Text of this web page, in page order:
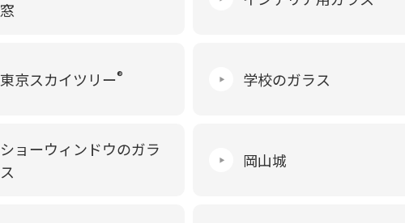
窓
東京スカイツリー® 学校のガラス
ショーウィンドウのガラ
ス
岡山城